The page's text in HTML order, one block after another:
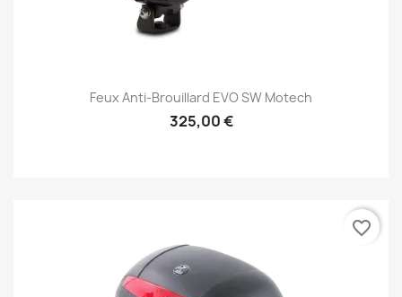
Feux Anti-Brouillard EVO SW Motech
325,00 €
favorite_border